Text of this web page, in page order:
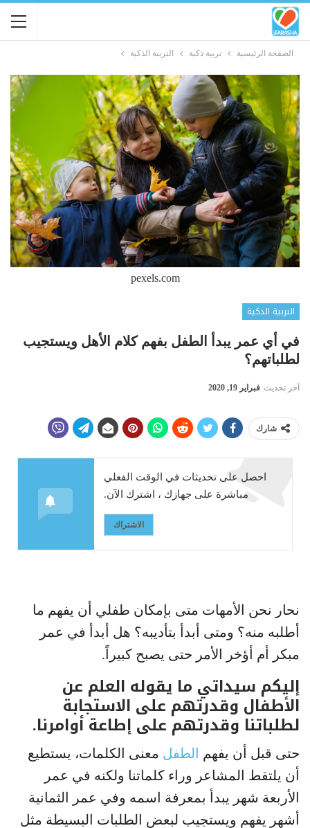
الصفحة الرئيسية تربية ذكية التربية الذكية
pexels.com
التربية الذكية
في أي عمر يبدأ الطفل بفهم كلام الأهل ويستجيب
لطلباتهم؟
آخر تحديث فبراير 19, 2020
شارك
احصل على تحديثات في الوقت الفعلي
مباشرة على جهازك ، اشترك الآن.
الاشتراك
نحار نحن الأمهات متى بإمكان طفلي أن يفهم ما
أطلبه منه؟ ومتى أبدأ بتأديبه؟ هل أبدأ في عمر
مبكر أم أؤخر الأمر حتى يصبح كبيراً.
إليكم سيداتي ما يقوله العلم عن
الأطفال وقدرتهم على الاستجابة
لطلباتنا وقدرتهم على إطاعة أوامرنا.
حتى قبل أن يفهم الطفل معنى الكلمات، يستطيع
أن يلتقط المشاعر وراء كلماتنا ولكنه في عمر
الأربعة شهر يبدأ بمعرفة اسمه وفي عمر الثمانية
أشهر يفهم ويستجيب لبعض الطلبات البسيطة مثل